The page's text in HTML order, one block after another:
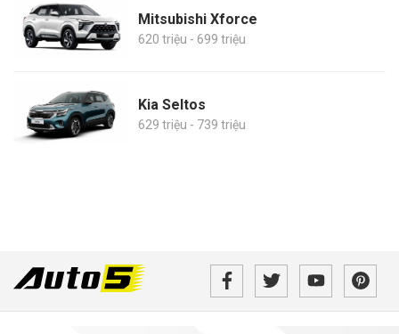
Mitsubishi Xforce
620 triệu - 699 triệu
Kia Seltos
629 triệu - 739 triệu